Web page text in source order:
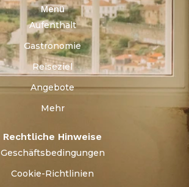
Menü
Aufenthalt
Gastronomie
Reiseziel
Angebote
Mehr
Rechtliche Hinweise
Geschäftsbedingungen
Cookie-Richtlinien